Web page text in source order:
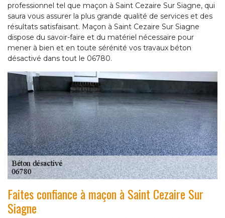
professionnel tel que maçon à Saint Cezaire Sur Siagne, qui
saura vous assurer la plus grande qualité de services et des
résultats satisfaisant. Maçon à Saint Cezaire Sur Siagne
dispose du savoir-faire et du matériel nécessaire pour
mener à bien et en toute sérénité vos travaux béton
désactivé dans tout le 06780.
Faites confiance à maçon à Saint Cezaire Sur
Siagne